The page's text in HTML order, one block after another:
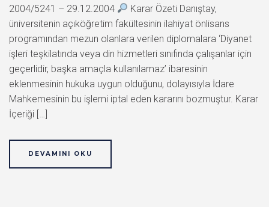
2004/5241 – 29.12.2004
Karar Özeti Danıştay,
üniversitenin açıköğretim fakültesinin ilahiyat önlisans
programından mezun olanlara verilen diplomalara ‘Diyanet
işleri teşkilatında veya din hizmetleri sınıfında çalışanlar için
geçerlidir, başka amaçla kullanılamaz’ ibaresinin
eklenmesinin hukuka uygun olduğunu, dolayısıyla İdare
Mahkemesinin bu işlemi iptal eden kararını bozmuştur. Karar
İçeriği […]
DEVAMINI OKU